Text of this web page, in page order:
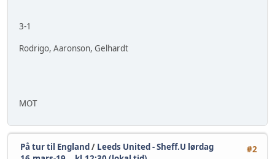
3-1
Rodrigo, Aaronson, Gelhardt
MOT
#2
På tur til England/ Leeds United - Sheff.U lørdag